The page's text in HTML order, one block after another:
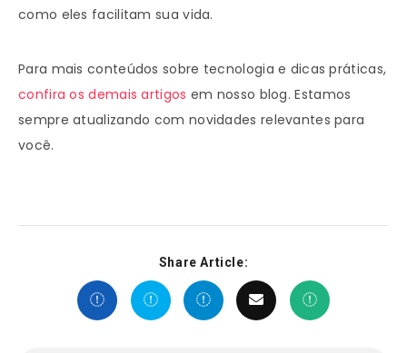
como eles facilitam sua vida.
Para mais conteúdos sobre tecnologia e dicas práticas,
confira os demais artigos em nosso blog. Estamos
sempre atualizando com novidades relevantes para
você.
Share Article: